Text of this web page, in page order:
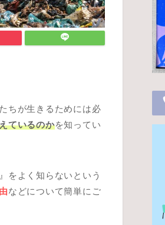
ちが生きるためには必
ているのかを知ってい
』をよく知らないという
などについて簡単にご